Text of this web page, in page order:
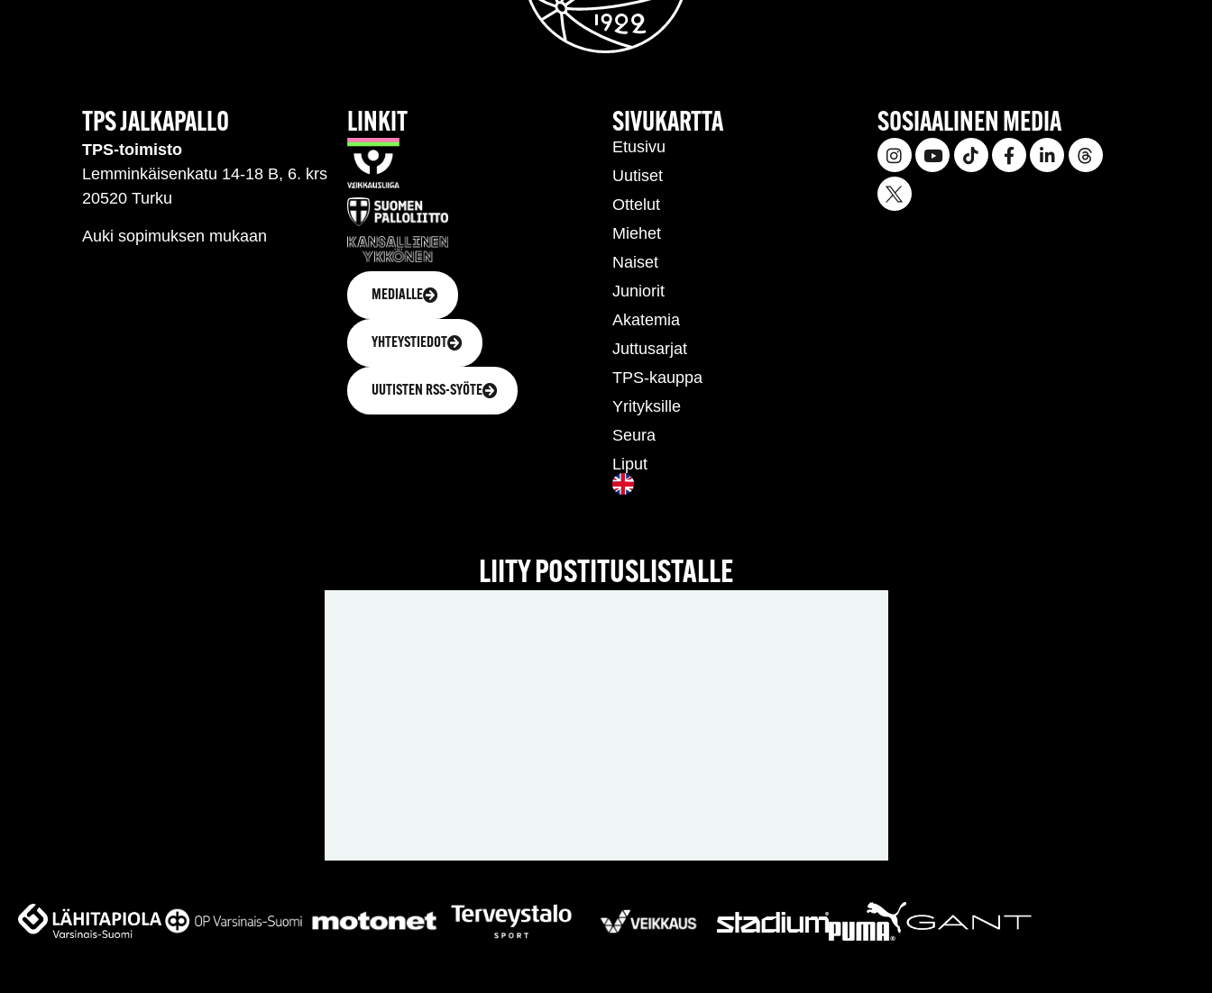
TPS JALKAPALLO
TPS-toimisto
Lemminkäisenkatu 14-18 B, 6. krs
20520 Turku
Auki sopimuksen mukaan
LINKIT
MEDIALLE
YHTEYSTIEDOT
UUTISTEN RSS-SYÖTE
SIVUKARTTA
Etusivu
Uutiset
Ottelut
Miehet
Naiset
Juniorit
Akatemia
Juttusarjat
TPS-kauppa
Yrityksille
Seura
Liput
SOSIAALINEN MEDIA
LIITY POSTITUSLISTALLE